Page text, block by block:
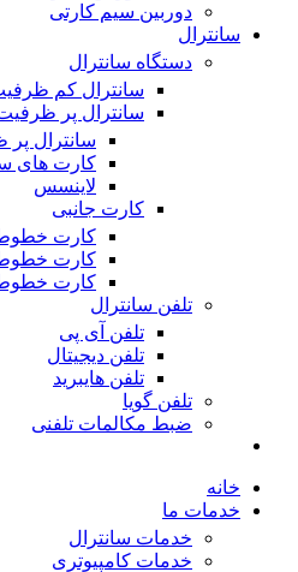
دوربین سیم کارتی
سانترال
دستگاه سانترال
سانترال کم
سانترال پر
سانترال
کارت های
لاینسس
کارت جانبی
کارت خطوط
کارت خطوط
کارت
تلفن سانترال
تلفن آی پی
تلفن دیجیتال
تلفن هایبرید
تلفن گویا
ضبط مکالمات تلفنی
خانه
خدمات ما
خدمات سانترال
خدمات کامپیوتری